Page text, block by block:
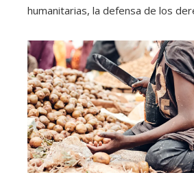
humanitarias, la defensa de los